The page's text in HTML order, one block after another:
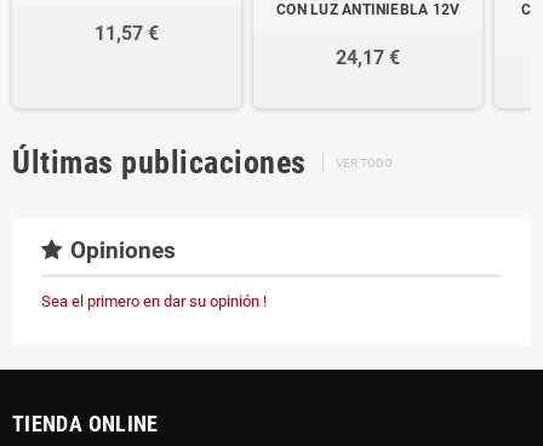
11,57 €
CON LUZ ANTINIEBLA 12V
24,17 €
Últimas publicaciones VER TODO
Opiniones
Sea el primero en dar su opinión !
TIENDA ONLINE